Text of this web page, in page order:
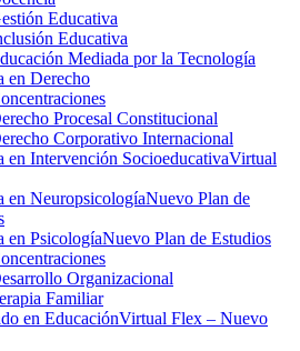
Educativa
Educativa
Mediada por la Tecnología
en Derecho
Procesal Constitucional
Corporativo Internacional
en Intervención SocioeducativaVirtual
en NeuropsicologíaNuevo Plan de
en PsicologíaNuevo Plan de Estudios
Organizacional
Familiar
en EducaciónVirtual Flex – Nuevo